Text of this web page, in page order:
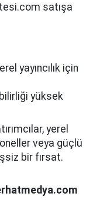
satışa
yayıncılık için
yüksek
yerel
veya güçlü
bir fırsat.